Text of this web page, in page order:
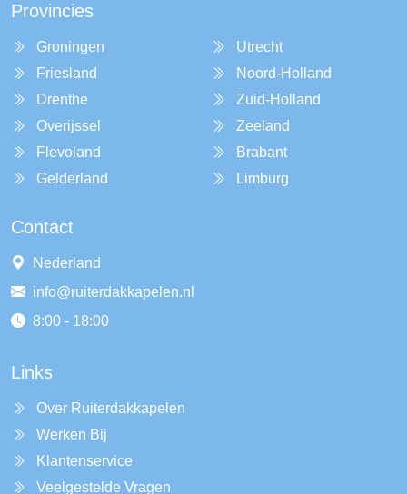
Provincies
Groningen
Friesland
Drenthe
Overijssel
Flevoland
Gelderland
Utrecht
Noord-Holland
Zuid-Holland
Zeeland
Brabant
Limburg
Contact
Nederland
info@ruiterdakkapelen.nl
8:00 - 18:00
Links
Over Ruiterdakkapelen
Werken Bij
Klantenservice
Veelgestelde Vragen